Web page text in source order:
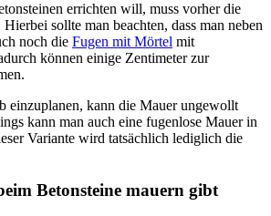
errichten will, muss vorher die
sollte man beachten, dass man neben
noch die Fugen mit Mörtel mit
können einige Zentimeter zur
einzuplanen, kann die Mauer ungewollt
kann man auch eine fugenlose Mauer in
Variante wird tatsächlich lediglich die
Betonsteine mauern gibt